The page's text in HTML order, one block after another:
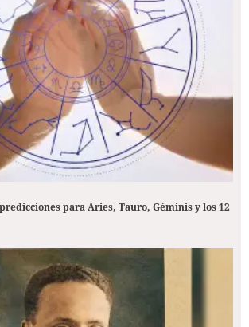
para Aries, Tauro, Géminis y los 12